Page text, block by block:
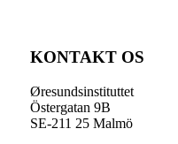
KONTAKT OS
Øresundsinstituttet
Östergatan 9B
SE-211 25 Malmö